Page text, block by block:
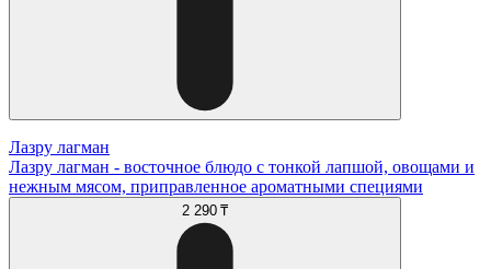
Лазру лагман
Лазру лагман - восточное блюдо с тонкой лапшой, овощами и
нежным мясом, приправленное ароматными специями
2 290 ₸